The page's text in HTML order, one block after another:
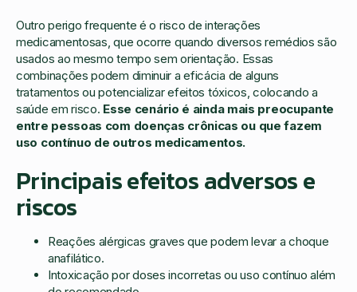
Outro perigo frequente é o risco de interações
medicamentosas, que ocorre quando diversos remédios são
usados ao mesmo tempo sem orientação. Essas
combinações podem diminuir a eficácia de alguns
tratamentos ou potencializar efeitos tóxicos, colocando a
saúde em risco. Esse cenário é ainda mais preocupante
entre pessoas com doenças crônicas ou que fazem
uso contínuo de outros medicamentos.
Principais efeitos adversos e
riscos
Reações alérgicas graves que podem levar a choque
anafilático.
Intoxicação por doses incorretas ou uso contínuo além